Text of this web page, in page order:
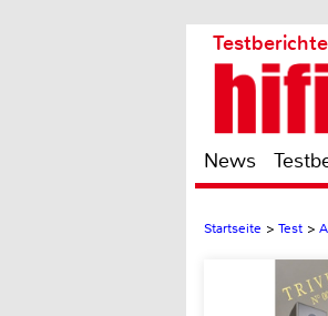
News
Startseite > Test >